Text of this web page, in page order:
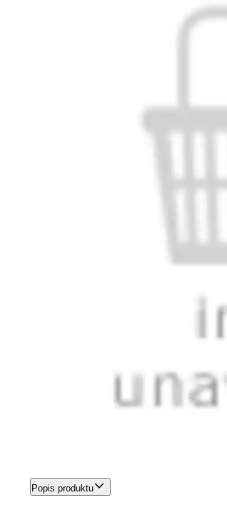
Popis produktu